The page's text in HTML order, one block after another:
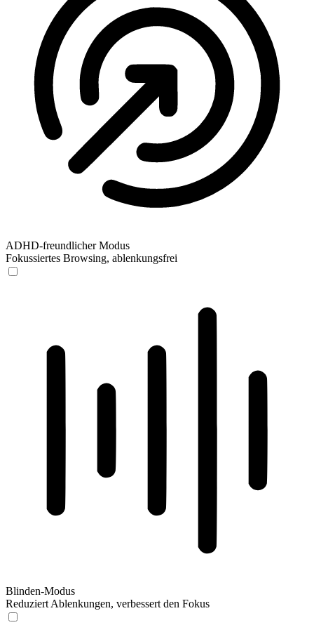
ADHD-freundlicher Modus
Fokussiertes Browsing, ablenkungsfrei
Blinden-Modus
Reduziert Ablenkungen, verbessert den Fokus